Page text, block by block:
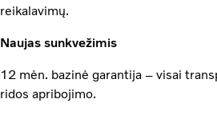
reikalavimų.
Naujas sunkvežimis
12 mėn. bazinė garantija – visai
ridos apribojimo.